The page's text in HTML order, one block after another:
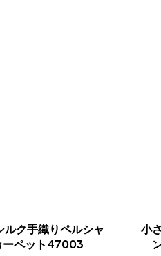
ルク手織りペルシャ
ーペット47003
小